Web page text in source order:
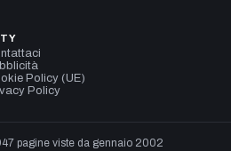
Policy (UE)
Policy
pagine viste da gennaio 2002